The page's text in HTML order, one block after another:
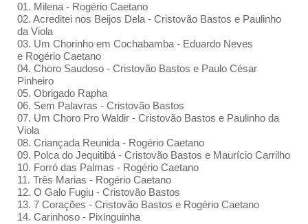
01. Milena - Rogério Caetano
02. Acreditei nos Beijos Dela - Cristovão Bastos e Paulinho
da Viola
03. Um Chorinho em Cochabamba - Eduardo Neves
e Rogério Caetano
04. Choro Saudoso - Cristovão Bastos e Paulo César
Pinheiro
05. Obrigado Rapha
06. Sem Palavras - Cristovão Bastos
07. Um Choro Pro Waldir - Cristovão Bastos e Paulinho da
Viola
08. Criançada Reunida - Rogério Caetano
09. Polca do Jequitibá - Cristovão Bastos e Maurício Carrilho
10. Forró das Palmas - Rogério Caetano
11. Três Marias - Rogério Caetano
12. O Galo Fugiu - Cristovão Bastos
13. 7 Corações - Cristovão Bastos e Rogério Caetano
14. Carinhoso - Pixinguinha